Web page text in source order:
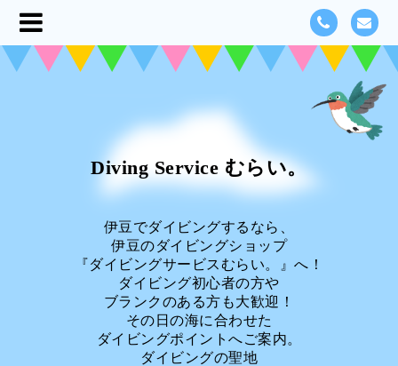
Diving Service むらい。
伊豆でダイビングするなら、
伊豆のダイビングショップ
『ダイビングサービスむらい。』へ！
ダイビング初心者の方や
ブランクのある方も大歓迎！
その日の海に合わせた
ダイビングポイントへご案内。
ダイビングの聖地